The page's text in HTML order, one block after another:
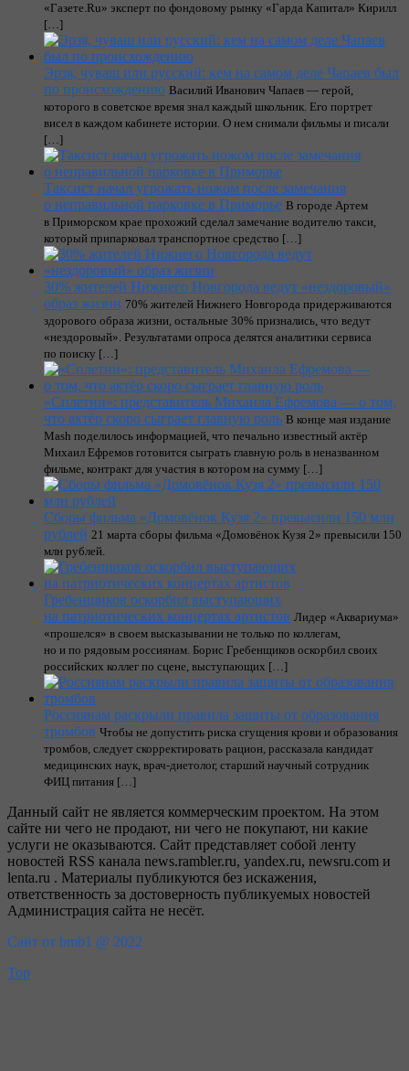
«Газете.Ru» эксперт по фондовому рынку «Гарда Капитал» Кирилл
[…]
Эрзя, чуваш или русский: кем на самом деле Чапаев был
по происхождению Василий Иванович Чапаев — герой,
которого в советское время знал каждый школьник. Его портрет
висел в каждом кабинете истории. О нем снимали фильмы и писали
[…]
Таксист начал угрожать ножом после замечания
о неправильной парковке в Приморье В городе Артем
в Приморском крае прохожий сделал замечание водителю такси,
который припарковал транспортное средство […]
30% жителей Нижнего Новгорода ведут «нездоровый»
образ жизни 70% жителей Нижнего Новгорода придерживаются
здорового образа жизни, остальные 30% признались, что ведут
«нездоровый». Результатами опроса делятся аналитики сервиса
по поиску […]
«Сплетни»: представитель Михаила Ефремова — о том,
что актёр скоро сыграет главную роль В конце мая издание
Mash поделилось информацией, что печально известный актёр
Михаил Ефремов готовится сыграть главную роль в неназванном
фильме, контракт для участия в котором на сумму […]
Сборы фильма «Домовёнок Кузя 2» превысили 150 млн
рублей 21 марта сборы фильма «Домовёнок Кузя 2» превысили 150
млн рублей.
Гребенщиков оскорбил выступающих
на патриотических концертах артистов Лидер «Аквариума»
«прошелся» в своем высказывании не только по коллегам,
но и по рядовым россиянам. Борис Гребенщиков оскорбил своих
российских коллег по сцене, выступающих […]
Россиянам раскрыли правила защиты от образования
тромбов Чтобы не допустить риска сгущения крови и образования
тромбов, следует скорректировать рацион, рассказала кандидат
медицинских наук, врач-диетолог, старший научный сотрудник
ФИЦ питания […]
Данный сайт не является коммерческим проектом. На этом
сайте ни чего не продают, ни чего не покупают, ни какие
услуги не оказываются. Сайт представляет собой ленту
новостей RSS канала news.rambler.ru, yandex.ru, newsru.com и
lenta.ru . Материалы публикуются без искажения,
ответственность за достоверность публикуемых новостей
Администрация сайта не несёт.
Сайт от bmb1 @ 2022
Top